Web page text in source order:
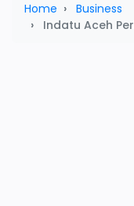
Home
Business
Indatu Aceh